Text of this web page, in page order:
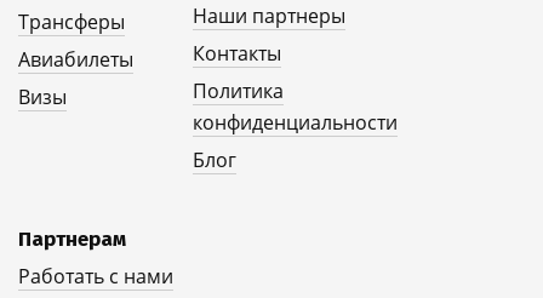
Трансферы
Авиабилеты
Визы
Наши партнеры
Контакты
Политика
конфиденциальности
Блог
Партнерам
Работать с нами